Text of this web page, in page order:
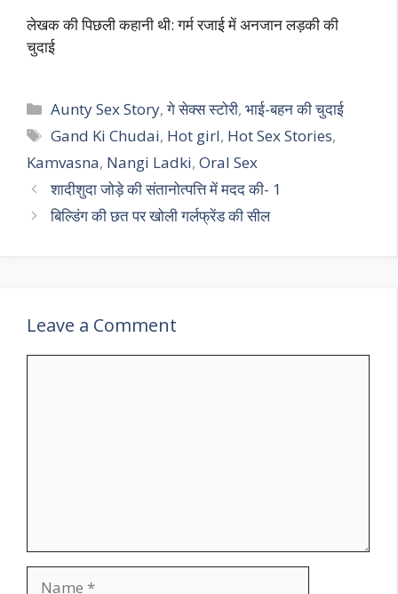
लेखक की पिछली कहानी थी: गर्म रजाई में अनजान लड़की की
चुदाई
Categories
Aunty Sex Story,गे सेक्स स्टोरी,भाई-बहन की चुदाई
Tags
Gand Ki Chudai, Hot girl, Hot Sex Stories,
Kamvasna, Nangi Ladki, Oral Sex
शादीशुदा जोड़े की संतानोत्पत्ति में मदद की- 1
बिल्डिंग की छत पर खोली गर्लफ्रेंड की सील
Leave a Comment